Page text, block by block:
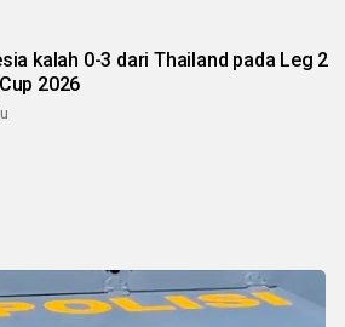
kalah 0-3 dari Thailand pada Leg 2
2026